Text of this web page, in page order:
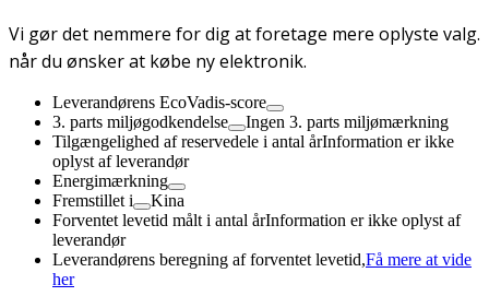
Vi gør det nemmere for dig at foretage mere oplyste valg.
når du ønsker at købe ny elektronik.
Leverandørens EcoVadis-score
3. parts miljøgodkendelse
Ingen 3. parts miljømærkning
Tilgængelighed af reservedele i antal årInformation er ikke
oplyst af leverandør
Energimærkning
Fremstillet i
Kina
Forventet levetid målt i antal årInformation er ikke oplyst af
leverandør
Leverandørens beregning af forventet levetid,Få mere at vide
her